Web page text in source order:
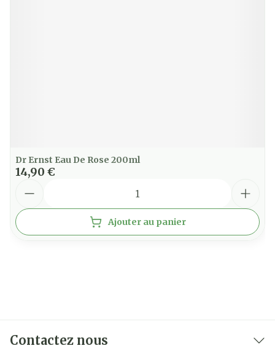
Dr Ernst Eau De Rose 200ml
14,90 €
Ajouter au panier
Contactez nous